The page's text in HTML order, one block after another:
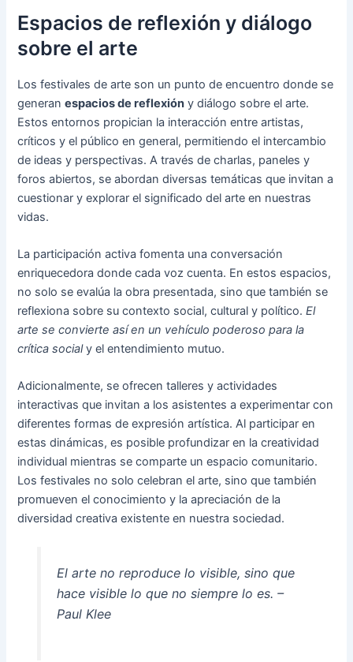
Espacios de reflexión y diálogo
sobre el arte
Los festivales de arte son un punto de encuentro donde se
generanespacios de reflexión y diálogo sobre el arte.
Estos entornos propician la interacción entre artistas,
críticos y el público en general, permitiendo el intercambio
de ideas y perspectivas. A través de charlas, paneles y
foros abiertos, se abordan diversas temáticas que invitan a
cuestionar y explorar el significado del arte en nuestras
vidas.
La participación activa fomenta una conversación
enriquecedora donde cada voz cuenta. En estos espacios,
no solo se evalúa la obra presentada, sino que también se
reflexiona sobre su contexto social, cultural y político.El
arte se convierte así en un vehículo poderoso para la
crítica socialy el entendimiento mutuo.
Adicionalmente, se ofrecen talleres y actividades
interactivas que invitan a los asistentes a experimentar con
diferentes formas de expresión artística. Al participar en
estas dinámicas, es posible profundizar en la creatividad
individual mientras se comparte un espacio comunitario.
Los festivales no solo celebran el arte, sino que también
promueven el conocimiento y la apreciación de la
diversidad creativa existente en nuestra sociedad.
El arte no reproduce lo visible, sino que
hace visible lo que no siempre lo es. –
Paul Klee